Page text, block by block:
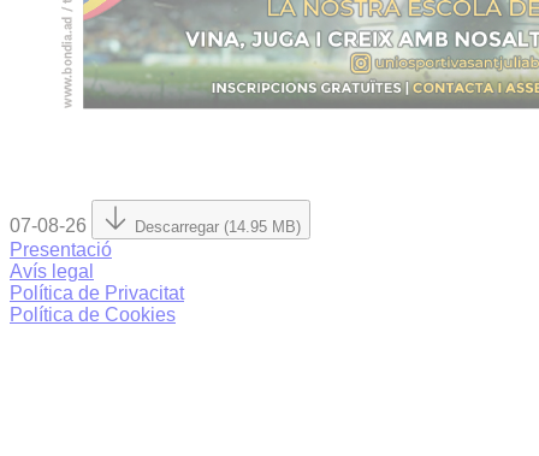
07-08-26 Descarregar (14.95 MB)
Presentació
Avís legal
Política de Privacitat
Política de Cookies